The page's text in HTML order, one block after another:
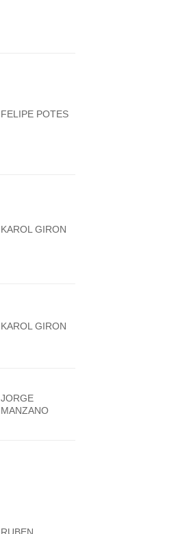
FELIPE POTES
KAROL GIRON
KAROL GIRON
JORGE
MANZANO